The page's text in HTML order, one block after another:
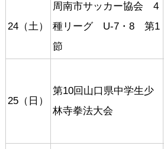
24（土）
周南市サッカー協会 4
種リーグ U-7・8 第1
節
25（日）
第10回山口県中学生少
林寺拳法大会